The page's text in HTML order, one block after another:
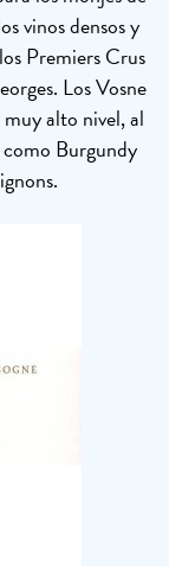
vinos densos y
Premiers Crus
Los Vosne
alto nivel, al
como Burgundy